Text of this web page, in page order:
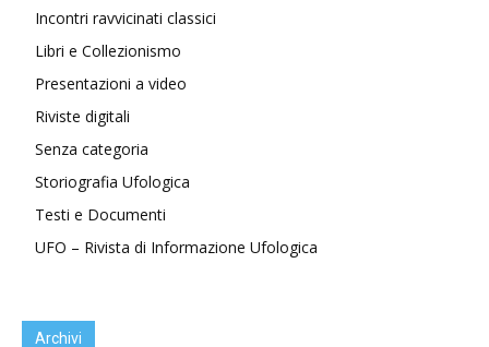
Incontri ravvicinati classici
Libri e Collezionismo
Presentazioni a video
Riviste digitali
Senza categoria
Storiografia Ufologica
Testi e Documenti
UFO – Rivista di Informazione Ufologica
Archivi